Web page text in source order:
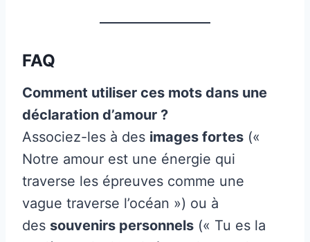
FAQ
Comment utiliser ces mots dans une
déclaration d’amour ?
Associez-les à des images fortes («
Notre amour est une énergie qui
traverse les épreuves comme une
vague traverse l’océan ») ou à
des souvenirs personnels (« Tu es la